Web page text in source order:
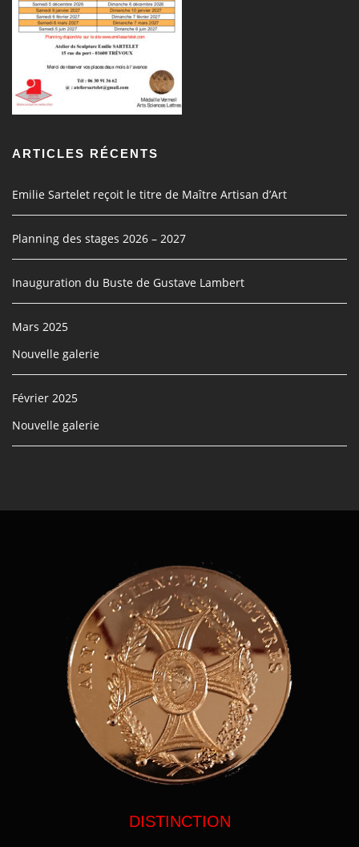
ARTICLES RÉCENTS
Emilie Sartelet reçoit le titre de Maître Artisan d’Art
Planning des stages 2026 – 2027
Inauguration du Buste de Gustave Lambert
Mars 2025
Nouvelle galerie
Février 2025
Nouvelle galerie
DISTINCTION